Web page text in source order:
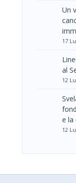
Un
17
al
12
e la
12